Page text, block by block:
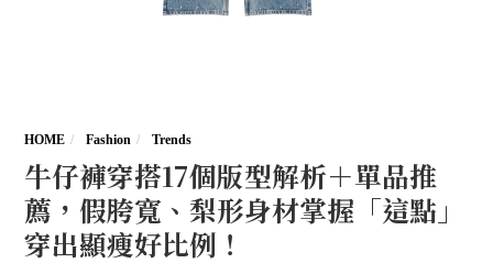
HOME Fashion Trends
牛仔褲穿搭17個版型解析＋單品推
薦，假胯寬、梨形身材掌握「這點」
穿出顯瘦好比例！